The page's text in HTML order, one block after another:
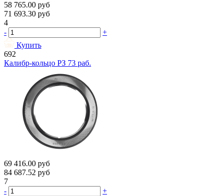
58 765.00 руб
71 693.30 руб
4
-
+
Купить
692
Калибр-кольцо РЗ 73 раб.
69 416.00 руб
84 687.52 руб
7
-
+